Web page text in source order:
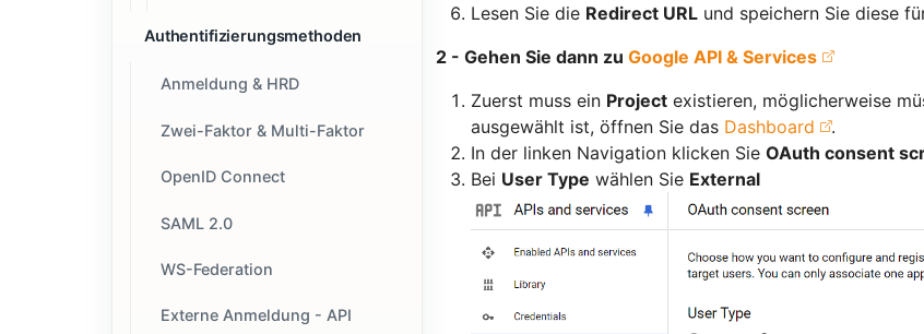
Authentifizierungsmethoden
Anmeldung & HRD
Zwei-Faktor & Multi-Faktor
OpenID Connect
SAML 2.0
WS-Federation
Externe Anmeldung - API
Lesen Sie die Redirect URL und speichern Sie diese
2 - Gehen Sie dann zu Google API & Services
Zuerst muss ein Project existieren, möglicherweise
ausgewählt ist, öffnen Sie das Dashboard
.
In der linken Navigation klicken Sie OAuth consent
Bei User Type wählen Sie External